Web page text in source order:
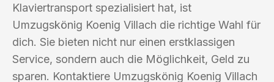
Klaviertransport spezialisiert hat, ist
Umzugskönig Koenig Villach die richtige Wahl für
dich. Sie bieten nicht nur einen erstklassigen
Service, sondern auch die Möglichkeit, Geld zu
sparen. Kontaktiere Umzugskönig Koenig Villach